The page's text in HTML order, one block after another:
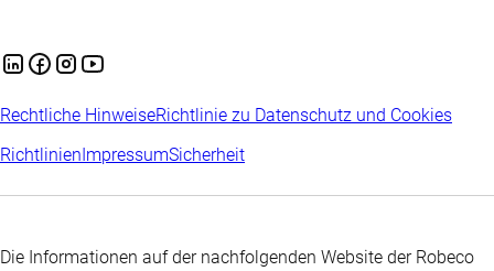
Rechtliche HinweiseRichtlinie zu Datenschutz und Cookies
RichtlinienImpressumSicherheit
Die Informationen auf der nachfolgenden Website der Robeco